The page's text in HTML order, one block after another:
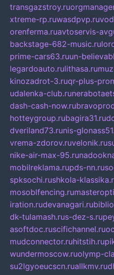
transgazstroy.ru
xtreme-rp.ruwasdpvp.ru
orenferma.ruavtoservis-
backstage-682-music.ru
prime-cars63.ruun-
legardoauto.rulithasa.ru
kinozadrot-3.ruqr-plus-
udalenka-club.ru
dash-cash-now.ru
hotteygroup.rubagira31.ru
dveriland73.runis-
vrema-zdorov.ruvelonik.ru
nike-air-max-95.ru
mobilreklama.rupds-nn.ru
spksochi.rushkola-
mosoblfencing.ru
iration.rudevanagari.ru
dk-tulamash.rus-dez-s.ru
asoftdoc.ruscifichannel.ru
mudconnector.ruhitstih.ru
wundermoscow.ruolymp-
su2lgyoeucscn.ruallkmv.ru